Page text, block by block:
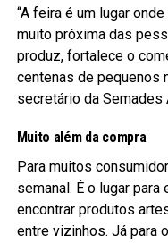
“A feira é um lugar
muito próxima das
produz, fortalece o
centenas de pequenos
secretário da Semades
Muito além da compra
Para muitos
semanal. É o lugar
encontrar produtos
entre vizinhos. Já para